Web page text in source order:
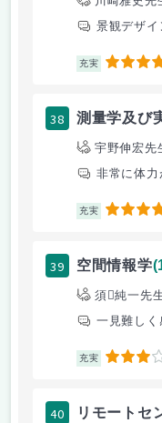
景観デザ
充実 5
38 測量学及び
宇野伸宏先
非常に体
充実 5
39 空間情報学
須純一先
一見難し
充実 3
40
リモートセ